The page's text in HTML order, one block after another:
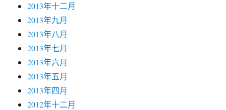
2013年十二月
2013年九月
2013年八月
2013年七月
2013年六月
2013年五月
2013年四月
2012年十二月